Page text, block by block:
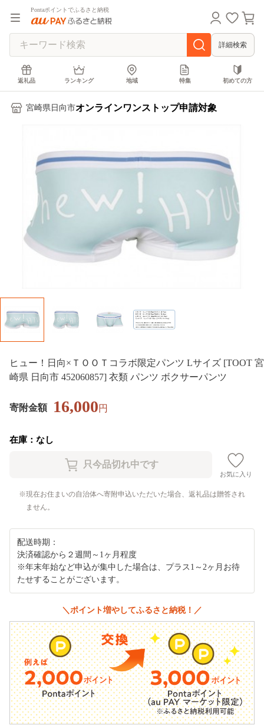
Pontaポイントでふるさと納税
詳細検索
返礼品 ランキング 地域 特集 初めての方
宮崎県日向市オンラインワンストップ申請対象
ヒュー！日向×ＴＯＯＴコラボ限定パンツ Lサイズ [TOOT 宮
崎県 日向市 452060857] 衣類 パンツ ボクサーパンツ
寄附金額 16,000円
在庫：なし
お気に入り
現在お住まいの自治体へ寄附申込いただいた場合、返礼品は贈答され
ません。
配送時期：
決済確認から２週間～1ヶ月程度
※年末年始など申込が集中した場合は、プラス1～2ヶ月お待
たせすることがございます。
＼ポイント増やしてふるさと納税！／